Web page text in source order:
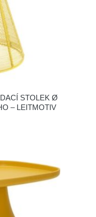
STOLEK Ø
– LEITMOTIV